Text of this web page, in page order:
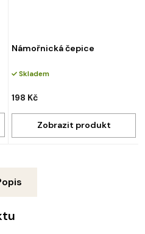
Námořnická čepice
Skladem
198 Kč